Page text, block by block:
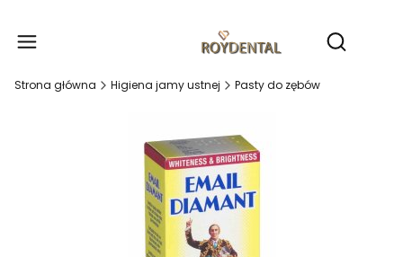
Otwórz
Strona główna Higiena jamy ustnej Pasty do zębów